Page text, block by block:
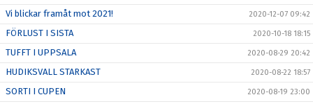
Vi blickar framåt mot 2021! 2020-12-07 09:42
FÖRLUST I SISTA 2020-10-18 18:15
TUFFT I UPPSALA 2020-08-29 20:42
HUDIKSVALL STARKAST 2020-08-22 18:57
SORTI I CUPEN 2020-08-19 23:00